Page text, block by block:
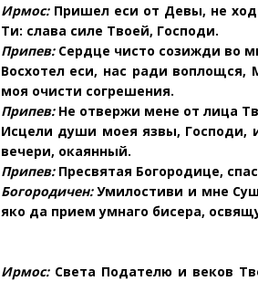
Ирмос:Пришел еси от Девы, не
Ти: слава силе Твоей, Господи.
Припев:Сердце чисто созижди во
Восхотел еси, нас ради
моя очисти согрешения.
Припев:Не отвержи мене от лица
Исцели души моея язвы, Господи,
вечери, окаянный.
Припев:Пресвятая Богородице,
Богородичен:Умилостиви и мне
яко да прием умнаго бисера,
Ирмос:Света Подателю и веков